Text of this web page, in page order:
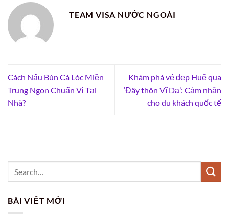
TEAM VISA NƯỚC NGOÀI
Cách Nấu Bún Cá Lóc Miền
Trung Ngon Chuẩn Vị Tại
Nhà?
Khám phá vẻ đẹp Huế qua
‘Đây thôn Vĩ Dạ’: Cảm nhận
cho du khách quốc tế
BÀI VIẾT MỚI